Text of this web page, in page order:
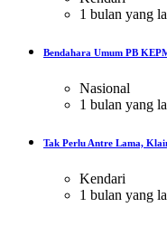
1 bulan yang
Bendahara Umum PB
Nasional
1 bulan yang
Tak Perlu Antre Lama,
Kendari
1 bulan yang